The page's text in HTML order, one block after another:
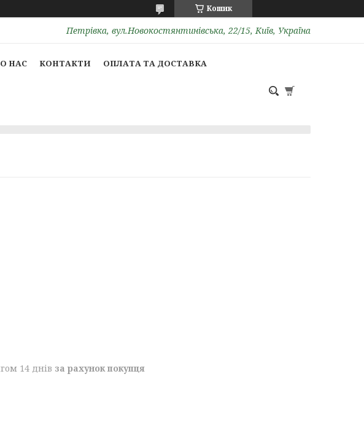
Кошик
Петрівка, вул.Новокостянтинівська, 22/15, Київ, Україна
НАС КОНТАКТИ ОПЛАТА ТА ДОСТАВКА
14 днів за рахунок покупця